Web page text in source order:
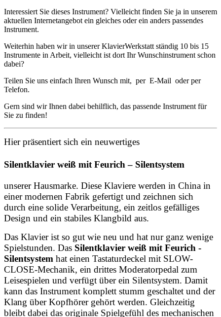
Interessiert Sie dieses Instrument? Vielleicht finden Sie ja in unserem
aktuellen Internetangebot ein gleiches oder ein anders passendes
Instrument.
Weiterhin haben wir in unserer KlavierWerkstatt ständig 10 bis 15
Instrumente in Arbeit, vielleicht ist dort Ihr Wunschinstrument schon
dabei?
Teilen Sie uns einfach Ihren Wunsch mit, per E-Mail oder per
Telefon.
Gern sind wir Ihnen dabei behilflich, das passende Instrument für
Sie zu finden!
Hier präsentiert sich ein neuwertiges
Silentklavier weiß mit Feurich – Silentsystem
unserer Hausmarke. Diese Klaviere werden in China in
einer modernen Fabrik gefertigt und zeichnen sich
durch eine solide Verarbeitung, ein zeitlos gefälliges
Design und ein stabiles Klangbild aus.
Das Klavier ist so gut wie neu und hat nur ganz wenige
Spielstunden. Das Silentklavier weiß mit Feurich -
Silentsystem hat einen Tastaturdeckel mit SLOW-
CLOSE-Mechanik, ein drittes Moderatorpedal zum
Leisespielen und verfügt über ein Silentsystem. Damit
kann das Instrument komplett stumm geschaltet und der
Klang über Kopfhörer gehört werden. Gleichzeitig
bleibt dabei das originale Spielgefühl des mechanischen